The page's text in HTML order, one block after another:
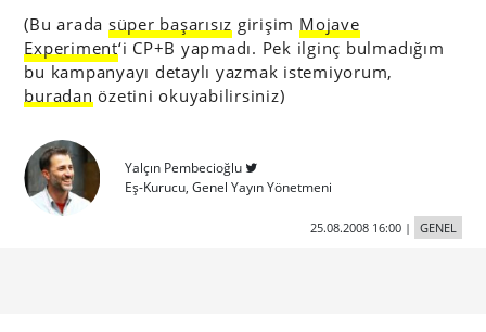
(Bu arada süper başarısız girişim Mojave
Experiment‘i CP+B yapmadı. Pek ilginç bulmadığım
bu kampanyayı detaylı yazmak istemiyorum,
buradan özetini okuyabilirsiniz)
Yalçın Pembecioğlu
Eş-Kurucu, Genel Yayın Yönetmeni
25.08.2008 16:00| GENEL